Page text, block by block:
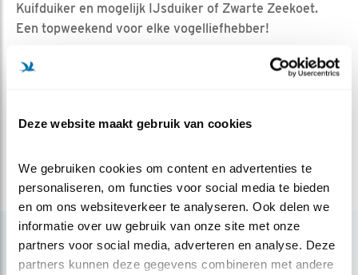
Deze website maakt gebruik van cookies
We gebruiken cookies om content en advertenties te
personaliseren, om functies voor social media te bieden
en om ons websiteverkeer te analyseren. Ook delen we
informatie over uw gebruik van onze site met onze
partners voor social media, adverteren en analyse. Deze
partners kunnen deze gegevens combineren met andere
Kuifduiker en mogelijk IJsduiker of Zwarte Zeekoet.
Een topweekend voor elke vogelliefhebber!
Vertrek
BirdingBreaks
GA NAAR DE WEBSITE
Toon alle activiteiten